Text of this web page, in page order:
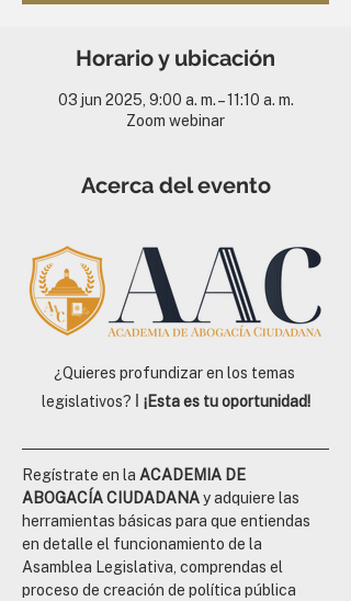
Horario y ubicación
03 jun 2025, 9:00 a. m. – 11:10 a. m.
Zoom webinar
Acerca del evento
¿Quieres profundizar en los temas
legislativos? ǀ ¡Esta es tu oportunidad!
Regístrate en la ACADEMIA DE
ABOGACÍA CIUDADANA y adquiere las
herramientas básicas para que entiendas
en detalle el funcionamiento de la
Asamblea Legislativa, comprendas el
proceso de creación de política pública